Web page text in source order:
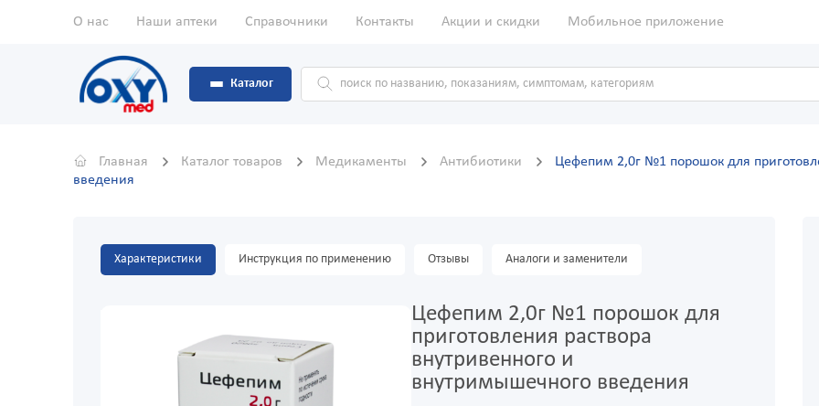
О нас Наши аптеки Справочники Контакты Акции и скидки Мобильное приложение
Каталог
Главная Каталог товаров Медикаменты Антибиотики
Цефепим 2,0г №1 порошок для
введения
Характеристики Инструкция по применению Отзывы Аналоги и заменители
Цефепим 2,0г №1 порошок для
приготовления раствора
внутривенного и
внутримышечного введения